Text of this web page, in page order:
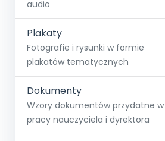
audio
Plakaty
Fotografie i rysunki w formie
plakatów tematycznych
Dokumenty
Wzory dokumentów przydatne w
pracy nauczyciela i dyrektora